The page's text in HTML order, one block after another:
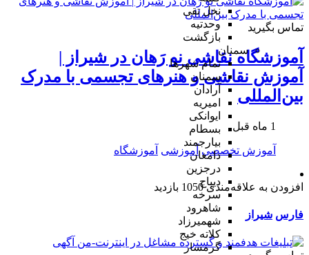
نخل تقی
وحدتیه
بازگشت
سمنان
تمام شهر‌ها
سمنان
آرادان
امیریه
ایوانکی
بسطام
بیارجمند
دامغان
درجزین
دیباج
سرخه
شاهرود
شهمیرزاد
کلاته خیج
گرمسار
تماس بگیرید
آموزشگاه نقاشی نو رَهان در شیراز |
آموزش نقاشی و هنرهای تجسمی با مدرک
بین‌المللی
1 ماه قبل
آموزش تخصصی آموزشی آموزشگاه
افزودن به علاقه‌مندی 1050 بازدید
فارس شیراز